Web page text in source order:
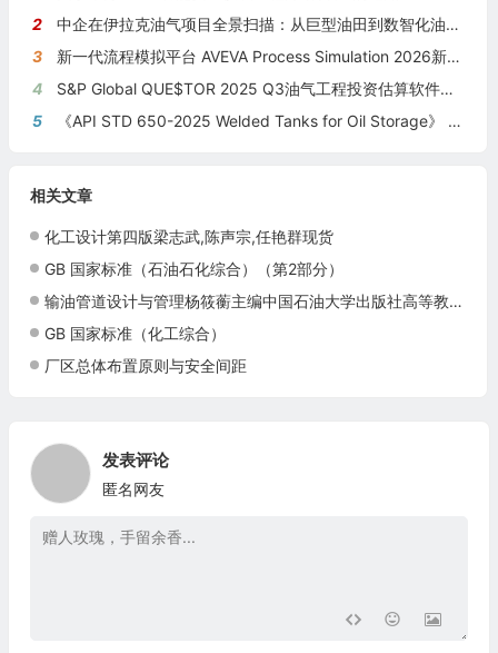
2
中企在伊拉克油气项目全景扫描：从巨型油田到数智化油田的系统性布局
3
新一代流程模拟平台 AVEVA Process Simulation 2026新版本发布
4
S&P Global QUE$TOR 2025 Q3油气工程投资估算软件新版本发布
5
《API STD 650-2025 Welded Tanks for Oil Storage》 《钢制焊接储油罐》（中英文对照版）
相关文章
化工设计第四版梁志武,陈声宗,任艳群现货
GB 国家标准（石油石化综合）（第2部分）
输油管道设计与管理杨筱蘅主编中国石油大学出版社高等教育教材考研专业采油管道地面工程正版现货9787563622412
GB 国家标准（化工综合）
厂区总体布置原则与安全间距
发表评论
匿名网友